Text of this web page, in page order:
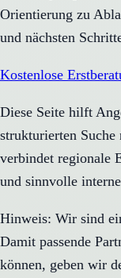
Orientierung zu
und nächsten
Kostenlose
Diese Seite hilft
strukturierten
verbindet regionale
und sinnvolle
Hinweis: Wir sind
Damit passende
können, geben wir